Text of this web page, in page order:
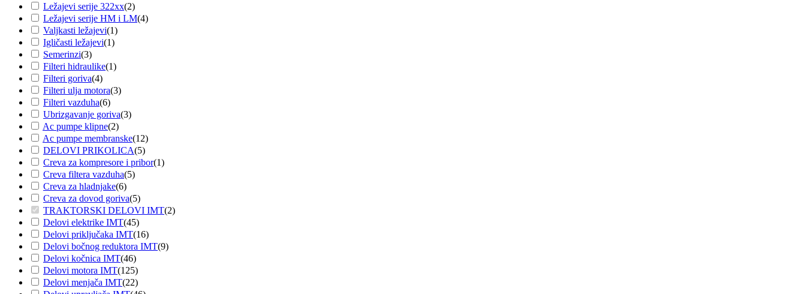
Ležajevi serije 322xx(2)
Ležajevi serije HM i LM(4)
Valjkasti ležajevi(1)
Igličasti ležajevi(1)
Semerinzi(3)
Filteri hidraulike(1)
Filteri goriva(4)
Filteri ulja motora(3)
Filteri vazduha(6)
Ubrizgavanje goriva(3)
Ac pumpe klipne(2)
Ac pumpe membranske(12)
DELOVI PRIKOLICA(5)
Creva za kompresore i pribor(1)
Creva filtera vazduha(5)
Creva za hladnjake(6)
Creva za dovod goriva(5)
TRAKTORSKI DELOVI IMT(2)
Delovi elektrike IMT(45)
Delovi priključaka IMT(16)
Delovi bočnog reduktora IMT(9)
Delovi kočnica IMT(46)
Delovi motora IMT(125)
Delovi menjača IMT(22)